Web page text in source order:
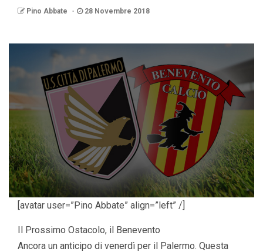
Pino Abbate 28 Novembre 2018
[avatar user=”Pino Abbate” align=”left” /]
Il Prossimo Ostacolo, il Benevento
Ancora un anticipo di venerdì per il Palermo. Questa